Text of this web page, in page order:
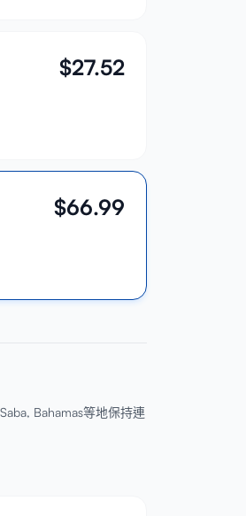
$27.52
$66.99
Bahamas等地保持連